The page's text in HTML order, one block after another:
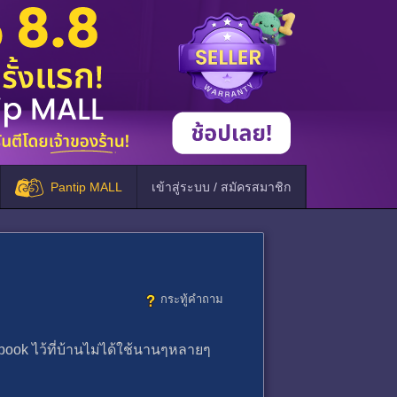
Pantip MALL เข้าสู่ระบบ / สมัครสมาชิก
กระทู้คำถาม
ไว้ที่บ้านไม่ได้ใช้นานๆหลายๆ